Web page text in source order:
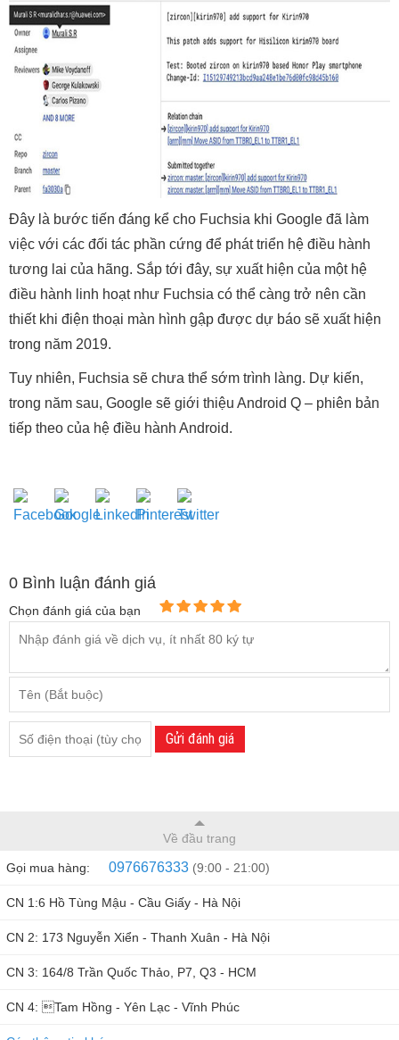
Đây là bước tiến đáng kể cho Fuchsia khi Google đã làm
việc với các đối tác phần cứng để phát triển hệ điều hành
tương lai của hãng. Sắp tới đây, sự xuất hiện của một hệ
điều hành linh hoạt như Fuchsia có thể càng trở nên cần
thiết khi điện thoại màn hình gập được dự báo sẽ xuất hiện
trong năm 2019.
Tuy nhiên, Fuchsia sẽ chưa thể sớm trình làng. Dự kiến,
trong năm sau, Google sẽ giới thiệu Android Q – phiên bản
tiếp theo của hệ điều hành Android.
0 Bình luận đánh giá
Chọn đánh giá của bạn
Gửi đánh giá
Về đầu trang
Gọi mua hàng: 0976676333 (9:00 - 21:00)
CN 1:6 Hồ Tùng Mậu - Cầu Giấy - Hà Nội
CN 2: 173 Nguyễn Xiển - Thanh Xuân - Hà Nội
CN 3: 164/8 Trần Quốc Thảo, P7, Q3 - HCM
CN 4: Tam Hồng - Yên Lạc - Vĩnh Phúc